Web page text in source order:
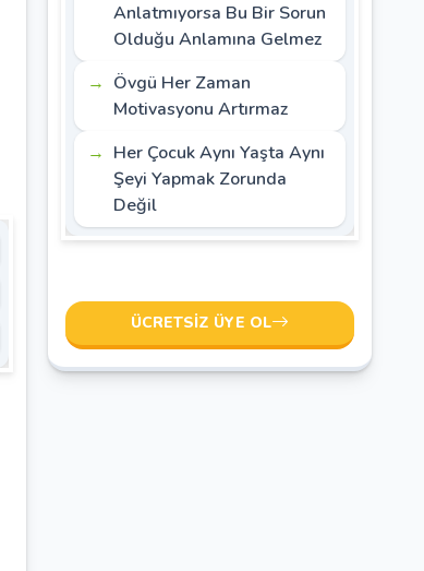
Anlatmıyorsa Bu Bir Sorun
Olduğu Anlamına Gelmez
Övgü Her Zaman
Motivasyonu Artırmaz
Her Çocuk Aynı Yaşta Aynı
Şeyi Yapmak Zorunda
Değil
ÜCRETSIZ ÜYE OL